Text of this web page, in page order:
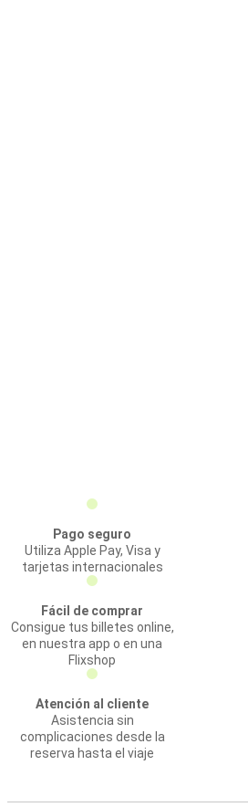
Pago seguro
Utiliza Apple Pay, Visa y
tarjetas internacionales
Fácil de comprar
Consigue tus billetes online,
en nuestra app o en una
Flixshop
Atención al cliente
Asistencia sin
complicaciones desde la
reserva hasta el viaje